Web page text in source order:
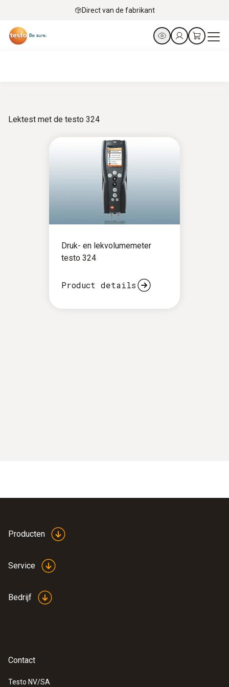
Direct van de fabrikant
Lektest met de testo 324
Druk- en lekvolumemeter
testo 324
Product details
Producten
Service
Bedrijf
Contact
Testo NV/SA